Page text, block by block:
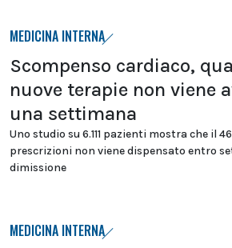
MEDICINA INTERNA
Scompenso cardiaco,
nuove terapie non viene
una settimana
Uno studio su 6.111 pazienti mostra che il
prescrizioni non viene dispensato entro
dimissione
MEDICINA INTERNA